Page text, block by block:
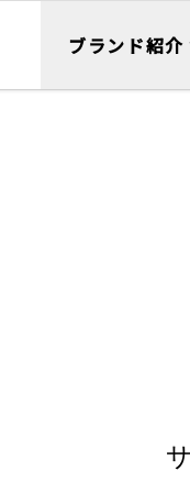
ブランド紹介